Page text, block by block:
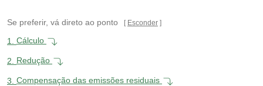
Se preferir, vá direto ao ponto Esconder
1. Cálculo
2. Redução
3. Compensação das emissões residuais